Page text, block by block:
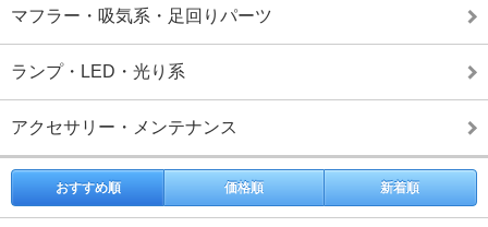
マフラー・吸気系・足回りパーツ
ランプ・LED・光り系
アクセサリー・メンテナンス
おすすめ順 価格順 新着順